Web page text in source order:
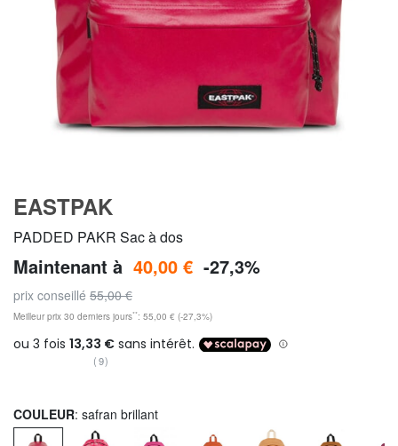
EASTPAK
PADDED PAKR Sac à dos
Maintenant à 40,00 € -27,3%
prix conseillé 55,00 €
Meilleur prix 30 derniers jours**: 55,00 € (-27,3%)
(9)
COULEUR: safran brillant